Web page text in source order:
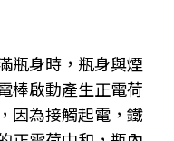
瓶身時，瓶身與煙
棒啟動產生正電荷
因為接觸起電，鐵